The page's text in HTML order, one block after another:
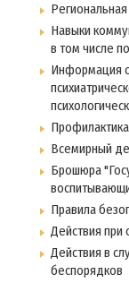
Навыки
в том числе
Информация
Всемирный
Брошюра
Правила
Действия при
Действия в
беспорядков